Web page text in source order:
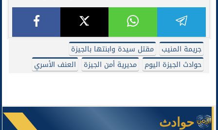
جريمة المنيب
مقتل سيدة وابنتها بالجيزة
حوادث الجيزة اليوم
مديرية أمن الجيزة العنف الأسري
حوادث